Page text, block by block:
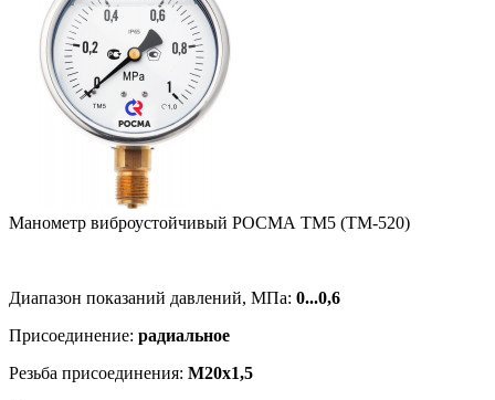
Манометр виб­ро­ус­той­чи­вый РОСМА ТМ5 (ТМ-520)
Диапазон показаний давлений, МПа: 0...0,6
Присоединение: радиальное
Резьба присоединения: M20x1,5